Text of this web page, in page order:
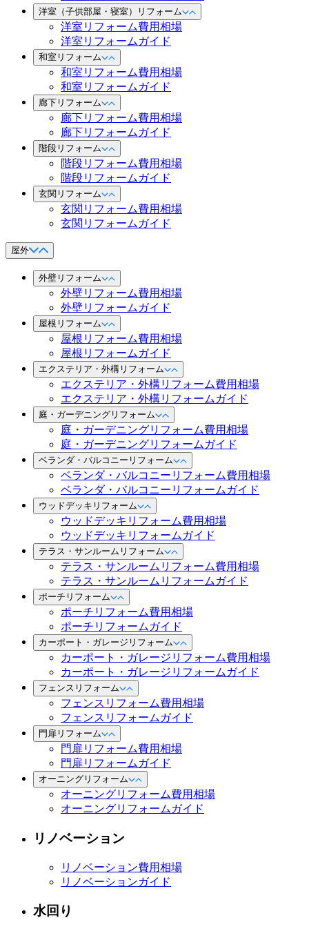
洋室（子供部屋・寝室）リフォーム
洋室リフォーム費用相場
洋室リフォームガイド
和室リフォーム
和室リフォーム費用相場
和室リフォームガイド
廊下リフォーム
廊下リフォーム費用相場
廊下リフォームガイド
階段リフォーム
階段リフォーム費用相場
階段リフォームガイド
玄関リフォーム
玄関リフォーム費用相場
玄関リフォームガイド
屋外
外壁リフォーム
外壁リフォーム費用相場
外壁リフォームガイド
屋根リフォーム
屋根リフォーム費用相場
屋根リフォームガイド
エクステリア・外構リフォーム
エクステリア・外構リフォーム費用相場
エクステリア・外構リフォームガイド
庭・ガーデニングリフォーム
庭・ガーデニングリフォーム費用相場
庭・ガーデニングリフォームガイド
ベランダ・バルコニーリフォーム
ベランダ・バルコニーリフォーム費用相場
ベランダ・バルコニーリフォームガイド
ウッドデッキリフォーム
ウッドデッキリフォーム費用相場
ウッドデッキリフォームガイド
テラス・サンルームリフォーム
テラス・サンルームリフォーム費用相場
テラス・サンルームリフォームガイド
ポーチリフォーム
ポーチリフォーム費用相場
ポーチリフォームガイド
カーポート・ガレージリフォーム
カーポート・ガレージリフォーム費用相場
カーポート・ガレージリフォームガイド
フェンスリフォーム
フェンスリフォーム費用相場
フェンスリフォームガイド
門扉リフォーム
門扉リフォーム費用相場
門扉リフォームガイド
オーニングリフォーム
オーニングリフォーム費用相場
オーニングリフォームガイド
リノベーション
リノベーション費用相場
リノベーションガイド
水回り